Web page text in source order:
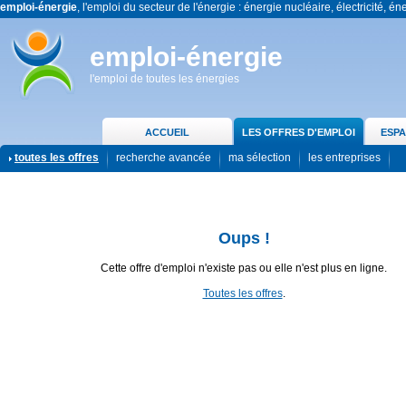
emploi-énergie, l'emploi du secteur de l'énergie : énergie nucléaire, électricité,
emploi-énergie
l'emploi de toutes les énergies
ACCUEIL LES OFFRES D'EMPLOI
toutes les offres recherche avancée ma sélection les entreprises
Oups !
Cette offre d'emploi n'existe pas ou elle n'est plus en ligne.
Toutes les offres.